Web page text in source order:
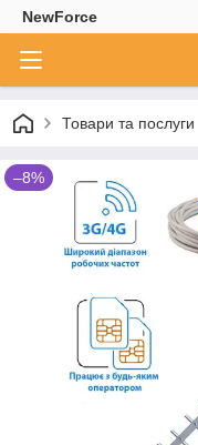
NewForce
Товари та послуги
–8%